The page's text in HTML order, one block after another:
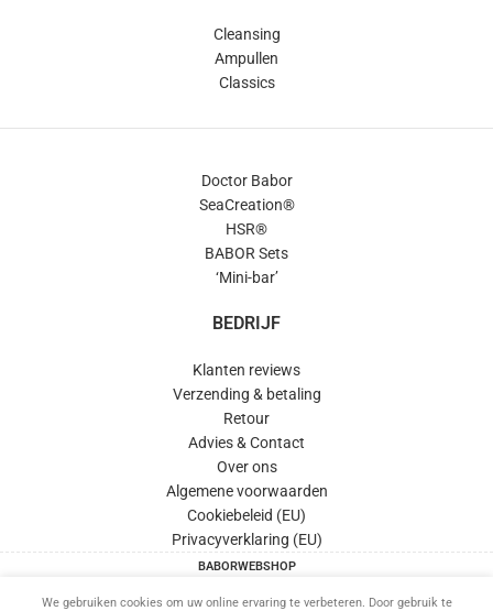
Cleansing
Ampullen
Classics
Doctor Babor
SeaCreation®
HSR®
BABOR Sets
‘Mini-bar’
BEDRIJF
Klanten reviews
Verzending & betaling
Retour
Advies & Contact
Over ons
Algemene voorwaarden
Cookiebeleid (EU)
Privacyverklaring (EU)
BABORWEBSHOP
We gebruiken cookies om uw online ervaring te verbeteren. Door gebruik te
This site is protected by reCAPTCHA and the GooglePrivacy PolicyandTerms of Service apply.